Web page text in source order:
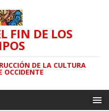
FIN DE LOS
DE LA CULTURA
OCCIDENTE